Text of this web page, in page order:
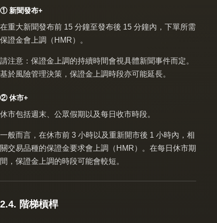
① 新聞發布+
在重大新聞發布前 15 分鐘至發布後 15 分鐘內，下單所需
保證金會上調（HMR）。
請注意：保證金上調的持續時間會視具體新聞事件而定。
基於風險管理決策，保證金上調時段亦可能延長。
② 休市+
休市包括週末、公眾假期以及每日收市時段。
一般而言，在休市前 3 小時以及重新開市後 1 小時內，相
關交易品種的保證金要求會上調（HMR）。在每日休市期
間，保證金上調的時段可能會較短。
2.4. 階梯槓桿